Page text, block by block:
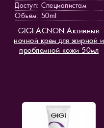
Доступ: Специалистам
Объём: 50ml
GIGI ACNON Активный
ночной крем для жирной и
проблемной кожи 50мл